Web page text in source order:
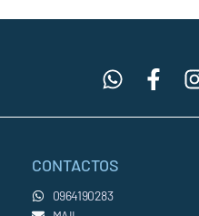
CONTACTOS
0964190283